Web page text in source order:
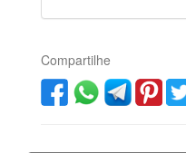
Compartilhe